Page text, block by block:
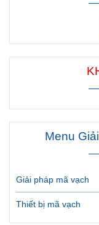
Menu
Giải pháp mã vạch
Thiết bị mã vạch